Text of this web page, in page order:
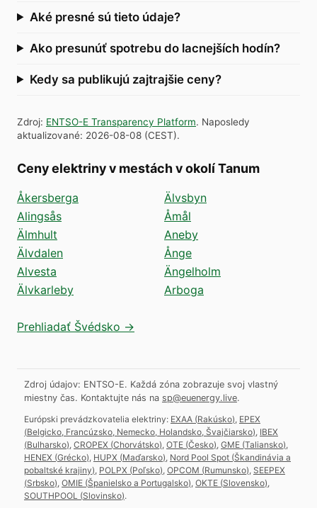
Aké presné sú tieto údaje?
Ako presunúť spotrebu do lacnejších hodín?
Kedy sa publikujú zajtrajšie ceny?
Zdroj: ENTSO-E Transparency Platform. Naposledy
aktualizované: 2026-08-08 (CEST).
Ceny elektriny v mestách v okolí Tanum
Åkersberga
Alingsås
Älmhult
Älvdalen
Alvesta
Älvkarleby
Älvsbyn
Åmål
Aneby
Ånge
Ängelholm
Arboga
Prehliadať Švédsko →
Zdroj údajov: ENTSO-E. Každá zóna zobrazuje svoj vlastný
miestny čas. Kontaktujte nás na sp@euenergy.live.
Európski prevádzkovatelia elektriny: EXAA (Rakúsko) EPEX
(Belgicko, Francúzsko, Nemecko, Holandsko, Švajčiarsko) IBEX
(Bulharsko) CROPEX (Chorvátsko) OTE (Česko) GME (Taliansko)
HENEX (Grécko) HUPX (Maďarsko) Nord Pool Spot (Škandinávia a
pobaltské krajiny) POLPX (Poľsko) OPCOM (Rumunsko) SEEPEX
(Srbsko) OMIE (Španielsko a Portugalsko) OKTE (Slovensko)
SOUTHPOOL (Slovinsko).